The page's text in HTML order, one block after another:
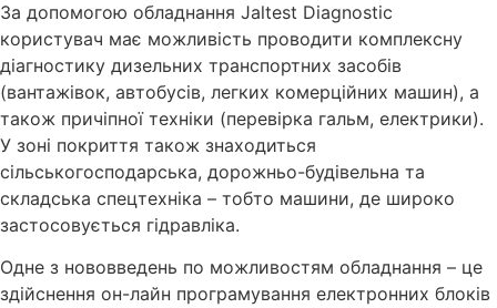
За допомогою обладнання Jaltest Diagnostic
користувач має можливість проводити комплексну
діагностику дизельних транспортних засобів
(вантажівок, автобусів, легких комерційних машин), а
також причіпної техніки (перевірка гальм, електрики).
У зоні покриття також знаходиться
сільськогосподарська, дорожньо-будівельна та
складська спецтехніка – тобто машини, де широко
застосовується гідравліка.
Одне з нововведень по можливостям обладнання – це
здійснення он-лайн програмування електронних блоків